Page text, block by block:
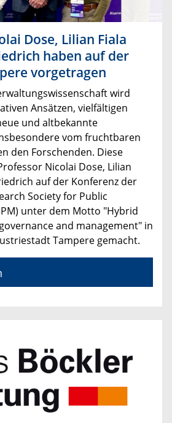
Dose, Lilian Fiala
haben auf der
vorgetragen
wird
Ansätzen, vielfältigen
und altbekannte
vom fruchtbaren
den Forschenden. Diese
Nicolai Dose, Lilian
auf der Konferenz der
Society for Public
unter dem Motto "Hybrid
and management" in
Tampere gemacht.